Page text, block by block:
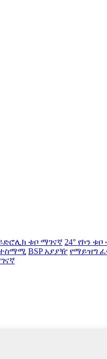
ቱቦ ማገናኛ 24° የኮን
ተስማሚ BSP አያያዥ የማይዝግ